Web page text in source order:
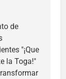
de
"¡Que
la Toga!"